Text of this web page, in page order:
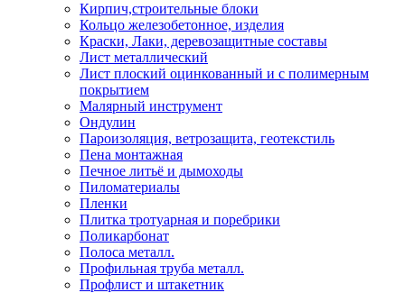
Кирпич,строительные блоки
Кольцо железобетонное, изделия
Краски, Лаки, деревозащитные составы
Лист металлический
Лист плоский оцинкованный и с полимерным
покрытием
Малярный инструмент
Ондулин
Пароизоляция, ветрозащита, геотекстиль
Пена монтажная
Печное литьё и дымоходы
Пиломатериалы
Пленки
Плитка тротуарная и поребрики
Поликарбонат
Полоса металл.
Профильная труба металл.
Профлист и штакетник